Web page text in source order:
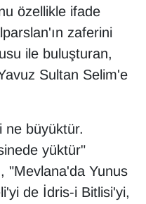
özellikle ifade
zaferini
ile buluşturan,
Sultan Selim'e
ne büyüktür.
yüktür"
"Mevlana'da Yunus
de İdris-i Bitlisi'yi,